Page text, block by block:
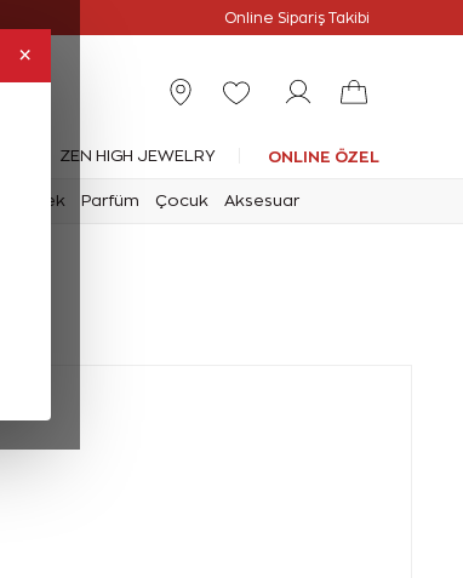
×
Online Sipariş Takibi
ZEN HIGH JEWELRY ONLINE ÖZEL
Erkek Parfüm Çocuk Aksesuar